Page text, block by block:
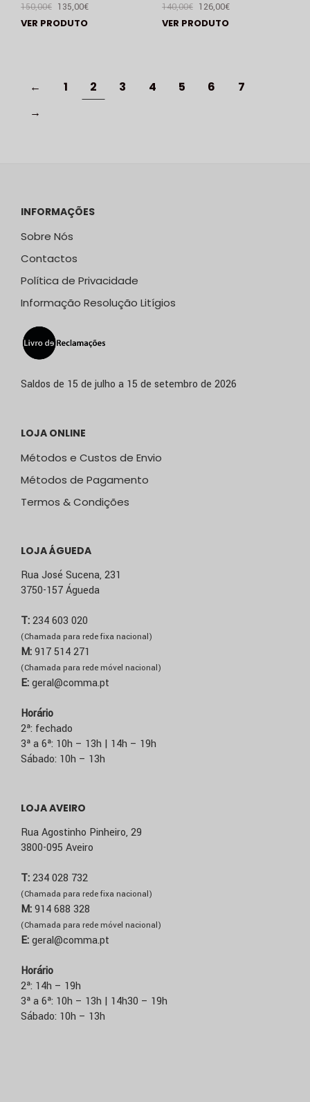
150,00€ 135,00€
VER PRODUTO
140,00€ 126,00€
VER PRODUTO
← 1 2 3 4 5 6
7
→
INFORMAÇÕES
Sobre Nós
Contactos
Política de Privacidade
Informação Resolução Litígios
Saldos de 15 de julho a 15 de setembro de 2026
LOJA ONLINE
Métodos e Custos de Envio
Métodos de Pagamento
Termos & Condições
LOJA ÁGUEDA
Rua José Sucena, 231
3750-157 Águeda
T:234 603 020
(Chamada para rede fixa nacional)
M:917 514 271
(Chamada para rede móvel nacional)
E:geral@comma.pt
Horário
2ª: fechado
3ª a 6ª: 10h – 13h | 14h – 19h
Sábado: 10h – 13h
LOJA AVEIRO
Rua Agostinho Pinheiro, 29
3800-095 Aveiro
T:234 028 732
(Chamada para rede fixa nacional)
M:914 688 328
(Chamada para rede móvel nacional)
E:geral@comma.pt
Horário
2ª: 14h – 19h
3ª a 6ª: 10h – 13h | 14h30 – 19h
Sábado: 10h – 13h